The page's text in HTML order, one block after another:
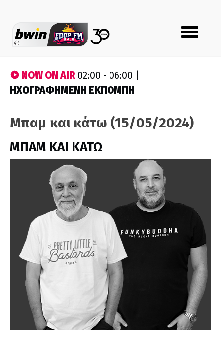
Toggle
navigation
NOW ON AIR02:00 - 06:00 |
ΗΧΟΓΡΑΦΗΜΕΝΗ ΕΚΠΟΜΠΗ
Μπαμ και κάτω (15/05/2024)
ΜΠΑΜ ΚΑΙ ΚΑΤΩ